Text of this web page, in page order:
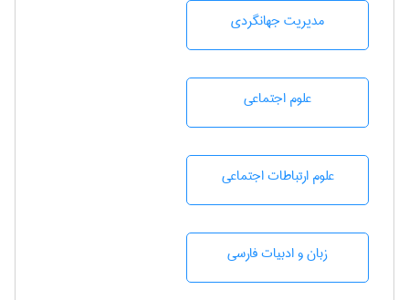
مديريت جهانگردی
علوم اجتماعی
علوم ارتباطات اجتماعی
زبان و ادبيات فارسی